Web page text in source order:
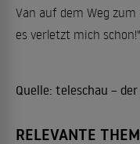
Van auf dem Weg
es verletzt mich
Quelle: teleschau –
RELEVANTE